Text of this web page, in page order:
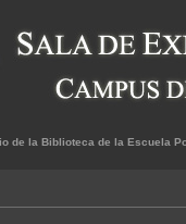
de la Biblioteca de la Escuela